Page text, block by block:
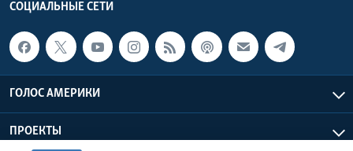
СОЦИАЛЬНЫЕ СЕТИ
ГОЛОС АМЕРИКИ
ПРОЕКТЫ